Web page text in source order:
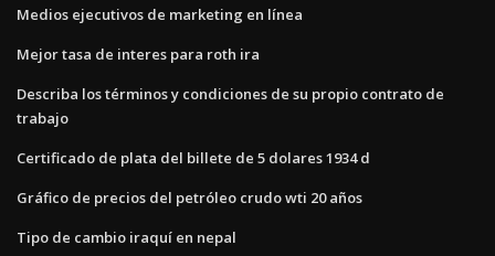
Medios ejecutivos de marketing en línea
Mejor tasa de interes para roth ira
Describa los términos y condiciones de su propio contrato de
trabajo
Certificado de plata del billete de 5 dolares 1934 d
Gráfico de precios del petróleo crudo wti 20 años
Tipo de cambio iraquí en nepal